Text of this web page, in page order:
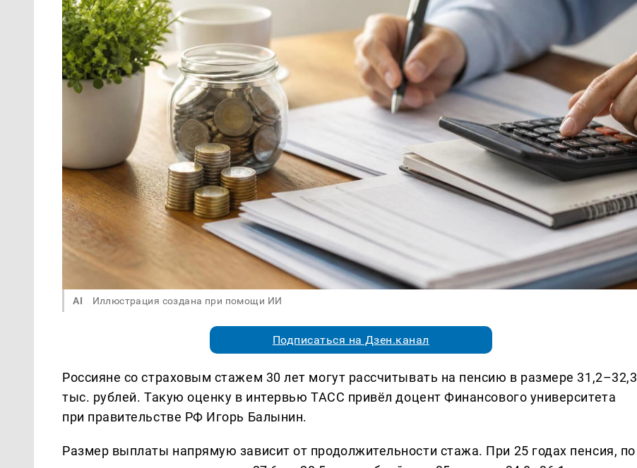
AI Иллюстрация создана при помощи ИИ
Подписаться на Дзен.канал
Россияне со страховым стажем 30 лет могут рассчитывать на пенсию в размере 31,2–32,3
тыс. рублей. Такую оценку в интервью ТАСС привёл доцент Финансового университета
при правительстве РФ Игорь Балынин.
Размер выплаты напрямую зависит от продолжительности стажа. При 25 годах пенсия, по